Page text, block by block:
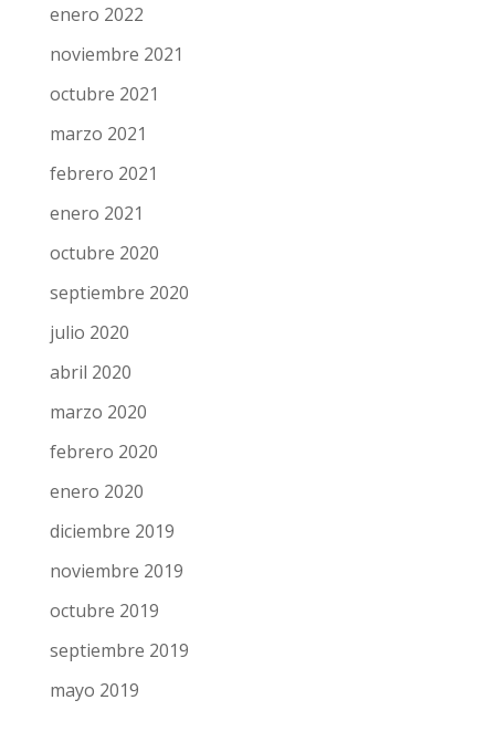
enero 2022
noviembre 2021
octubre 2021
marzo 2021
febrero 2021
enero 2021
octubre 2020
septiembre 2020
julio 2020
abril 2020
marzo 2020
febrero 2020
enero 2020
diciembre 2019
noviembre 2019
octubre 2019
septiembre 2019
mayo 2019